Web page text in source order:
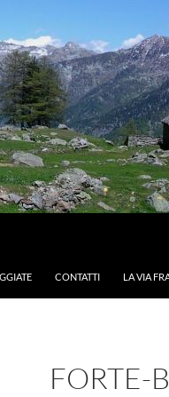
CONTATTI LA VIA
FORTE-